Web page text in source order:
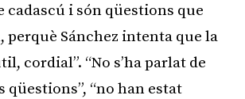
i són qüestions que
perquè Sánchez intenta que la
cordial”. “No s’ha parlat de
qüestions”, “no han estat